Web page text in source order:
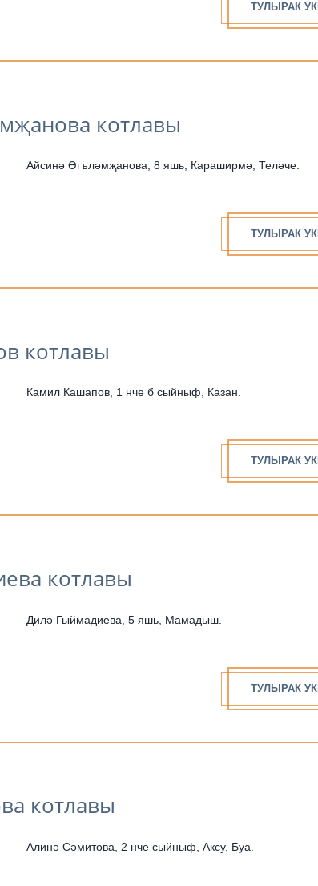
ТУЛЫРАК
котлавы
Айсинә Әгъләмҗанова, 8 яшь, Караширмә, Теләче.
ТУЛЫРАК
котлавы
Камил Кашапов, 1 нче б сыйныф, Казан.
ТУЛЫРАК
котлавы
Дилә Гыймадиева, 5 яшь, Мамадыш.
ТУЛЫРАК
котлавы
Алинә Сәмитова, 2 нче сыйныф, Аксу, Буа.